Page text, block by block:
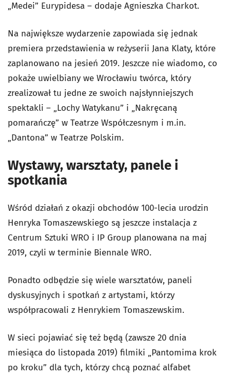
„Medei” Eurypidesa – dodaje Agnieszka Charkot.
Na największe wydarzenie zapowiada się jednak
premiera przedstawienia w reżyserii Jana Klaty, które
zaplanowano na jesień 2019. Jeszcze nie wiadomo, co
pokaże uwielbiany we Wrocławiu twórca, który
zrealizował tu jedne ze swoich najsłynniejszych
spektakli – „Lochy Watykanu” i „Nakręcaną
pomarańczę” w Teatrze Współczesnym i m.in.
„Dantona” w Teatrze Polskim.
Wystawy, warsztaty, panele i
spotkania
Wśród działań z okazji obchodów 100-lecia urodzin
Henryka Tomaszewskiego są jeszcze instalacja z
Centrum Sztuki WRO i IP Group planowana na maj
2019, czyli w terminie Biennale WRO.
Ponadto odbędzie się wiele warsztatów, paneli
dyskusyjnych i spotkań z artystami, którzy
współpracowali z Henrykiem Tomaszewskim.
W sieci pojawiać się też będą (zawsze 20 dnia
miesiąca do listopada 2019) filmiki „Pantomima krok
po kroku” dla tych, którzy chcą poznać alfabet